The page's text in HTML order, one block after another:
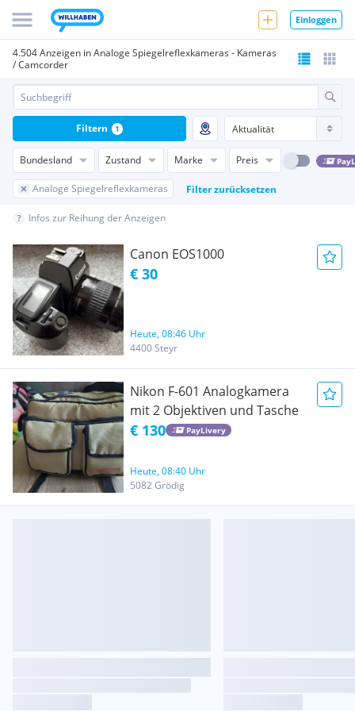
Einloggen
4.504 Anzeigen in Analoge Spiegelreflexkameras - Kameras
/ Camcorder
Bundesland Zustand Marke Preis
Analoge Spiegelreflexkameras Filter zurücksetzen
Filtern 1
Infos zur Reihung der Anzeigen
Canon EOS1000
€ 30
Heute, 08:46 Uhr
4400 Steyr
Nikon F-601 Analogkamera
mit 2 Objektiven und Tasche
€ 130 PayLivery
Heute, 08:40 Uhr
5082 Grödig